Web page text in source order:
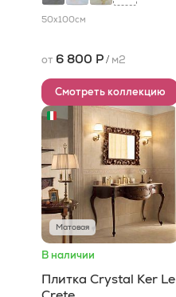
50x100см
от 6 800 Р/ м2
Смотреть коллекцию
Матовая
В наличии
Плитка Crystal Ker Le